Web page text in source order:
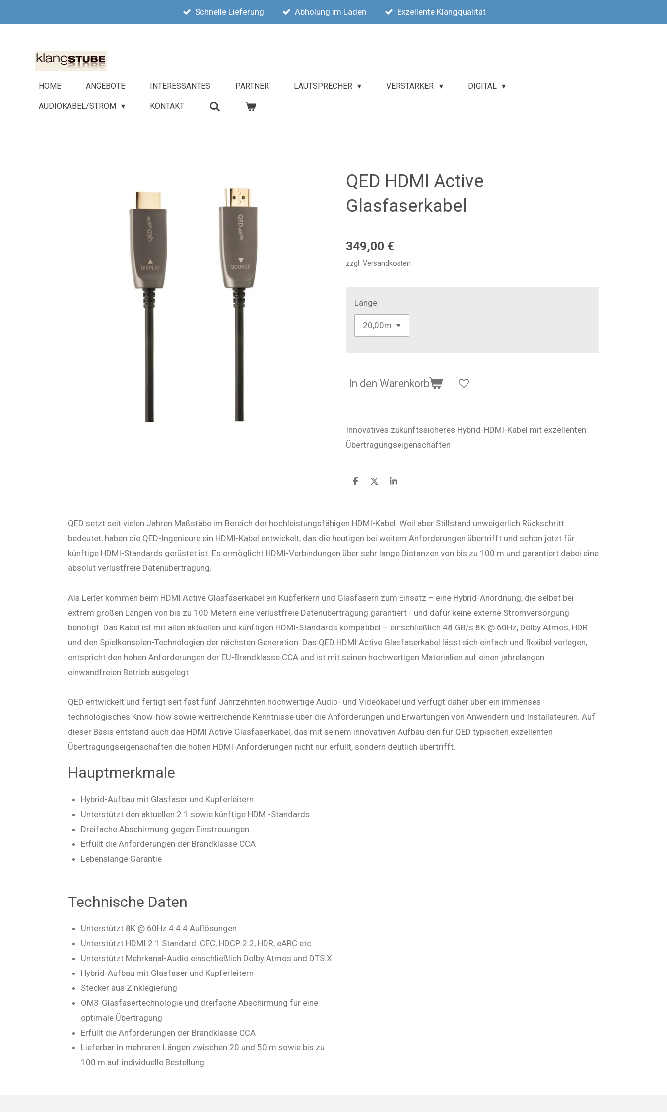
Hauptinhalt
Schnelle Lieferung Abholung im Laden Exzellente Klangqualität
HOME ANGEBOTE INTERESSANTES PARTNER LAUTSPRECHER VERSTÄRKER DIGITAL
AUDIOKABEL/STROM KONTAKT
QED HDMI Active
Glasfaserkabel
349,00 €
zzgl. Versandkosten
Länge
In den Warenkorb
Innovatives zukunftssicheres Hybrid-HDMI-Kabel mit exzellenten
Übertragungseigenschaften
T
e
n
T
e
n
T
e
n
QED setzt seit vielen Jahren Maßstäbe im Bereich der hochleistungsfähigen HDMI-Kabel. Weil aber Stillstand unweigerlich Rückschritt
bedeutet, haben die QED-Ingenieure ein HDMI-Kabel entwickelt, das die heutigen bei weitem Anforderungen übertrifft und schon jetzt für
künftige HDMI-Standards gerüstet ist. Es ermöglicht HDMI-Verbindungen über sehr lange Distanzen von bis zu 100 m und garantiert dabei eine
absolut verlustfreie Datenübertragung.
Als Leiter kommen beim HDMI Active Glasfaserkabel ein Kupferkern und Glasfasern zum Einsatz – eine Hybrid-Anordnung, die selbst bei
extrem großen Längen von bis zu 100 Metern eine verlustfreie Datenübertragung garantiert - und dafür keine externe Stromversorgung
benötigt. Das Kabel ist mit allen aktuellen und künftigen HDMI-Standards kompatibel – einschließlich 48 GB/s 8K @ 60Hz, Dolby Atmos, HDR
und den Spielkonsolen-Technologien der nächsten Generation. Das QED HDMI Active Glasfaserkabel lässt sich einfach und flexibel verlegen,
entspricht den hohen Anforderungen der EU-Brandklasse CCA und ist mit seinen hochwertigen Materialien auf einen jahrelangen
einwandfreien Betrieb ausgelegt.
QED entwickelt und fertigt seit fast fünf Jahrzehnten hochwertige Audio- und Videokabel und verfügt daher über ein immenses
technologisches Know-how sowie weitreichende Kenntnisse über die Anforderungen und Erwartungen von Anwendern und Installateuren. Auf
dieser Basis entstand auch das HDMI Active Glasfaserkabel, das mit seinem innovativen Aufbau den für QED typischen exzellenten
Übertragungseigenschaften die hohen HDMI-Anforderungen nicht nur erfüllt, sondern deutlich übertrifft.
Hauptmerkmale
Hybrid-Aufbau mit Glasfaser und Kupferleitern
Unterstützt den aktuellen 2.1 sowie künftige HDMI-Standards
Dreifache Abschirmung gegen Einstreuungen
Erfüllt die Anforderungen der Brandklasse CCA
Lebenslange Garantie
Technische Daten
Unterstützt 8K @ 60Hz 4:4:4 Auflösungen
Unterstützt HDMI 2.1 Standard: CEC, HDCP 2.2, HDR, eARC etc.
Unterstützt Mehrkanal-Audio einschließlich Dolby Atmos und DTS:X
Hybrid-Aufbau mit Glasfaser und Kupferleitern
Stecker aus Zinklegierung
OM3-Glasfasertechnologie und dreifache Abschirmung für eine
optimale Übertragung
Erfüllt die Anforderungen der Brandklasse CCA
Lieferbar in mehreren Längen zwischen 20 und 50 m sowie bis zu
100 m auf individuelle Bestellung